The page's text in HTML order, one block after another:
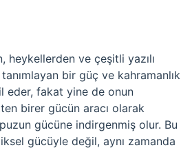
ve çeşitli yazılı
bir güç ve kahramanlık
eder, fakat yine de onun
birer gücün aracı olarak
gücüne indirgenmiş olur. Bu
gücüyle değil, aynı zamanda